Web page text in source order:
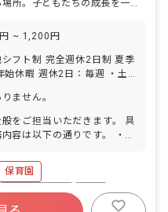
~ 1,200円
フト制 完全週休2日制 夏季
始休暇 週休2日：毎週 ・土
ません。
をご担当いただきます。 具
容は以下の通りです。 ・園
の企画・実施 ・保護者との
携業務 ■園児年齢層：0～5歳児
保育園
社会保険完備